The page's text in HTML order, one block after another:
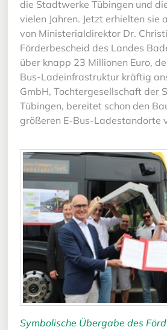
die Stadtwerke Tübingen und
vielen Jahren. Jetzt erhielten sie
von Ministerialdirektor Dr.
Förderbescheid des Landes
über knapp 23 Millionen Euro,
Bus-Ladeinfrastruktur kräftig
GmbH, Tochtergesellschaft der
Tübingen, bereitet schon den
größeren E-Bus-Ladestandorte
Symbolische Übergabe des